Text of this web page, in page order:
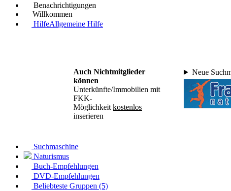
Benachrichtigungen
Willkommen
HilfeAllgemeine Hilfe
Auch Nichtmitglieder
können
Unterkünfte/Immobilien mit
FKK-
Möglichkeit kostenlos
inserieren
Neue
Suchmaschine
Naturismus
Buch-Empfehlungen
DVD-Empfehlungen
Beliebteste Gruppen (5)